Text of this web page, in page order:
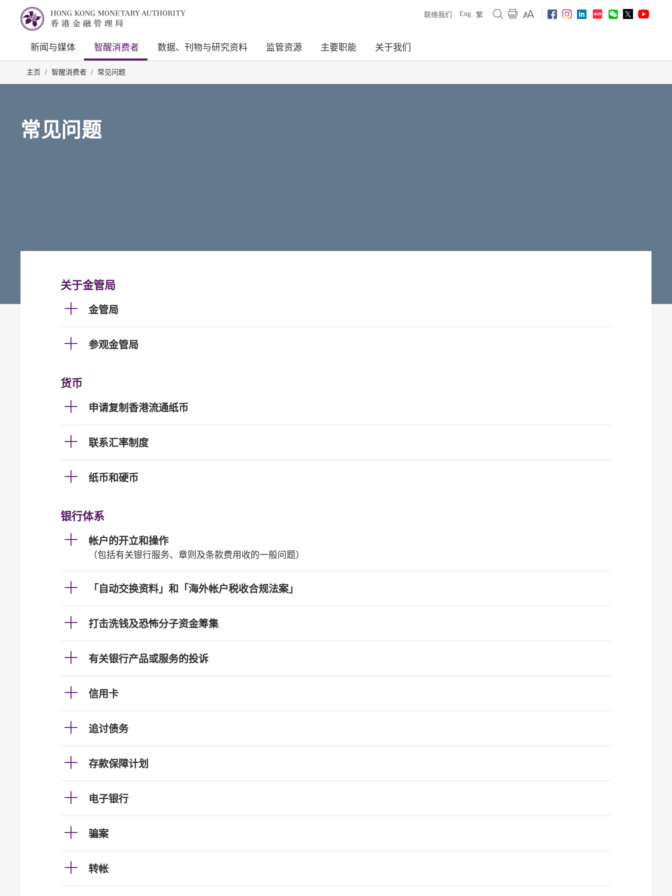
联络我们 Eng 繁
新闻与媒体 智醒消费者 数据、刊物与研究资料 监管资源 主要职能 关于我们
主页 / 智醒消费者 / 常见问题
常见问题
关于金管局
金管局
参观金管局
货币
申请复制香港流通纸币
联系汇率制度
纸币和硬币
银行体系
帐户的开立和操作
（包括有关银行服务、章则及条款费用收的一般问题）
「自动交换资料」和「海外帐户税收合规法案」
打击洗钱及恐怖分子资金筹集
有关银行产品或服务的投诉
信用卡
追讨债务
存款保障计划
电子银行
骗案
转帐